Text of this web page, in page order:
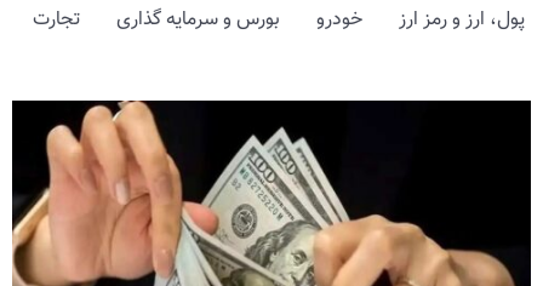
پول، ارز و رمز ارز
خودرو بورس و سرمایه گذاری تجارت